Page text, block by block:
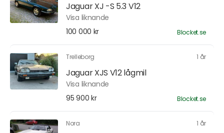
Jaguar XJ -S 5.3 V12
Visa liknande
100 000 kr
Blocket.se
Trelleborg 1 år
Jaguar XJS V12 lågmil
Visa liknande
95 900 kr
Blocket.se
Nora 1 år